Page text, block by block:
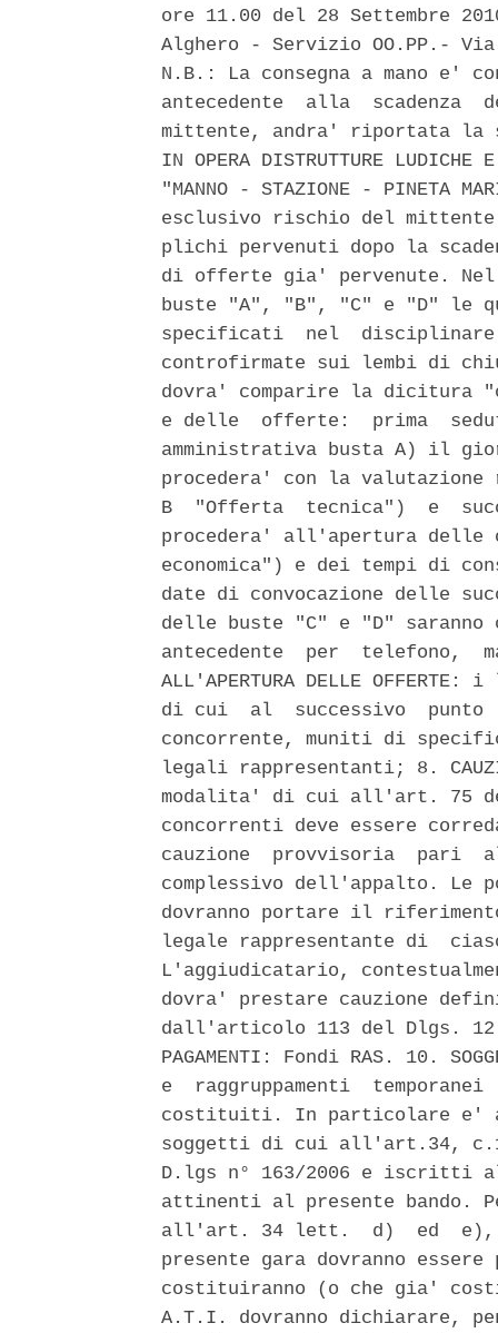
ore 11.00 del 28 Settembre
Alghero - Servizio OO.PP.-
N.B.: La consegna a mano e'
antecedente  alla
mittente, andra' riportata la
IN OPERA DISTRUTTURE LUDICHE
"MANNO - STAZIONE -
esclusivo rischio del
plichi pervenuti dopo la
di offerte gia' pervenute.
buste "A", "B", "C" e "D" le
specificati  nel
controfirmate sui lembi di
dovra' comparire la dicitura
e delle  offerte:  prima
amministrativa busta A) il
procedera' con la
B  "Offerta  tecnica")  e
procedera' all'apertura delle
economica") e dei tempi di
date di convocazione delle
delle buste "C" e "D"
antecedente  per  telefono,
ALL'APERTURA DELLE
di cui  al  successivo
concorrente, muniti di
legali rappresentanti; 8.
modalita' di cui all'art. 75
concorrenti deve essere
cauzione  provvisoria  pari
complessivo dell'appalto. Le
dovranno portare il
legale rappresentante di
L'aggiudicatario,
dovra' prestare cauzione
dall'articolo 113 del Dlgs. 12
PAGAMENTI: Fondi RAS. 10.
e  raggruppamenti
costituiti. In particolare e'
soggetti di cui all'art.34,
D.lgs n° 163/2006 e iscritti
attinenti al presente
all'art. 34 lett.  d)  ed  e),
presente gara dovranno
costituiranno (o che gia'
A.T.I. dovranno dichiarare,